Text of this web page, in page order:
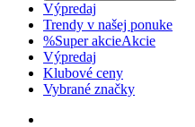
Výpredaj
Trendy v našej ponuke
%Super akcieAkcie
Výpredaj
Klubové ceny
Vybrané značky